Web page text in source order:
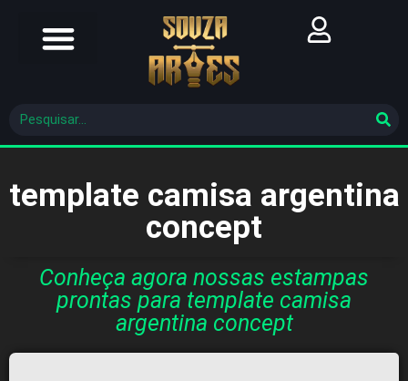
template camisa argentina
concept
Conheça agora nossas estampas
prontas para template camisa
argentina concept